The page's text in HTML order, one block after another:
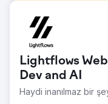
Meydan Okuma
Müşteri, manuel
süreleri nedeniyle
devam eden geri
güncellemeler
ihtiyaçları vardı.
Çözüm
Lightflows
Dev and AI
Haydi inanılmaz bir